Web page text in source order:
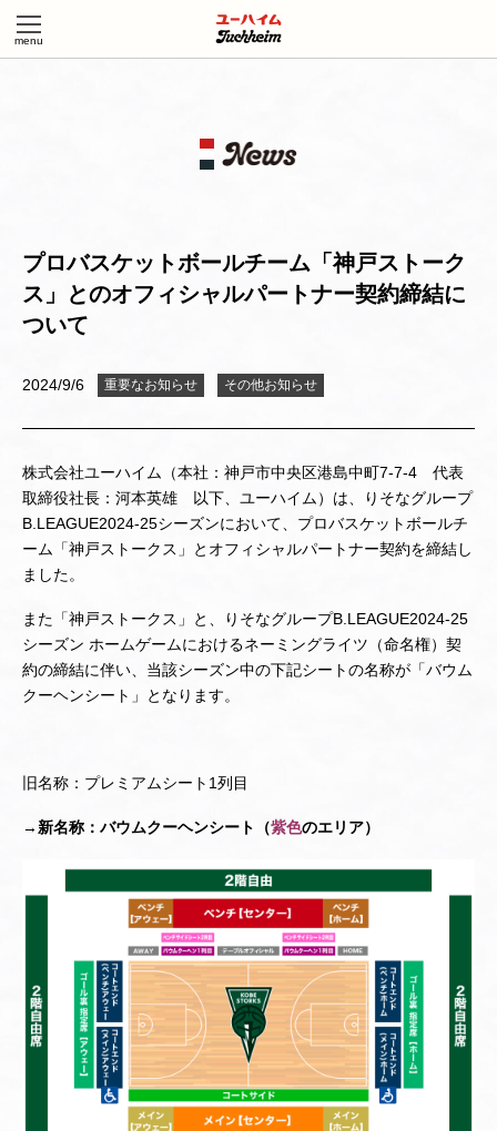
プロバスケットボールチーム「神戸ストーク
ス」とのオフィシャルパートナー契約締結に
ついて
2024/9/6 重要なお知らせ その他お知らせ
株式会社ユーハイム（本社：神戸市中央区港島中町7-7-4 代表
取締役社長：河本英雄 以下、ユーハイム）は、りそなグループ
B.LEAGUE2024-25シーズンにおいて、プロバスケットボールチ
ーム「神戸ストークス」とオフィシャルパートナー契約を締結し
ました。
また「神戸ストークス」と、りそなグループB.LEAGUE2024-25
シーズン ホームゲームにおけるネーミングライツ（命名権）契
約の締結に伴い、当該シーズン中の下記シートの名称が「バウム
クーヘンシート」となります。
旧名称：プレミアムシート1列目
→ 新名称：バウムクーヘンシート（紫色のエリア）